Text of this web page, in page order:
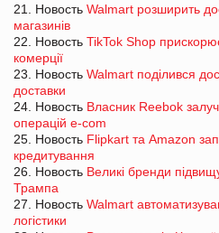
21. Новость Walmart розширить
магазинів
22. Новость TikTok Shop
комерції
23. Новость Walmart поділився
доставки
24. Новость Власник Reebok
операцій e-com
25. Новость Flipkart та Amazon
кредитування
26. Новость Великі бренди
Трампа
27. Новость Walmart
логістики